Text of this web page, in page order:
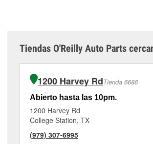
Tiendas O'Reilly Auto Parts
1200 Harvey RdTienda 6686
Abierto hasta las 10pm.
1200 Harvey Rd
College Station, TX
(979) 307-6995